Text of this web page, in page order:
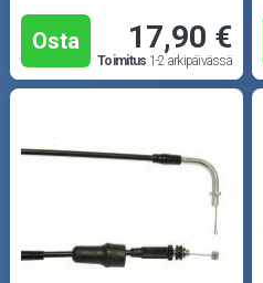
Osta 17,90 €
Toimitus 1-2 arkipäivässä